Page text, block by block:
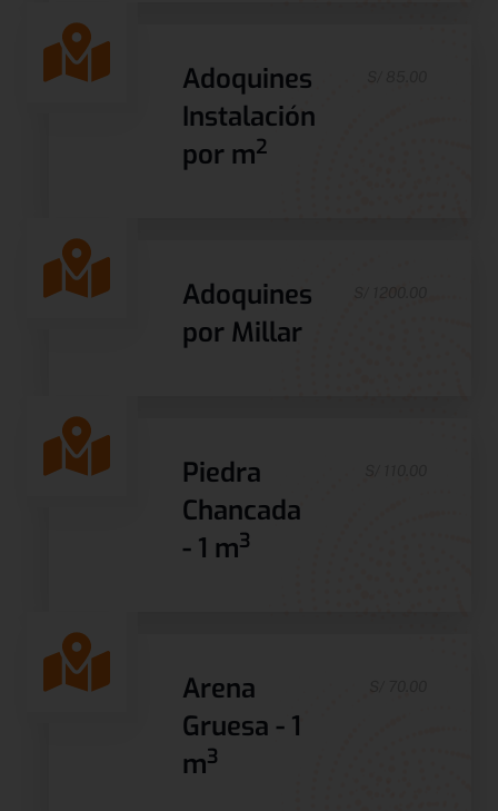
Adoquines
Instalación
por m2
Adoquines
por Millar
Piedra
Chancada
- 1 m3
Arena
Gruesa - 1
m3